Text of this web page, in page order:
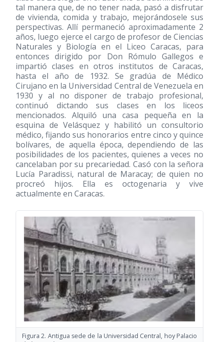
tal manera que, de no tener nada, pasó a disfrutar
de vivienda, comida y trabajo, mejorándosele sus
perspectivas. Allí permaneció aproximadamente 2
años, luego ejerce el cargo de profesor de Ciencias
Naturales y Biología en el Liceo Caracas, para
entonces dirigido por Don Rómulo Gallegos e
impartió clases en otros institutos de Caracas,
hasta el año de 1932. Se gradúa de Médico
Cirujano en la Universidad Central de Venezuela en
1930 y al no disponer de trabajo profesional,
continuó dictando sus clases en los liceos
mencionados. Alquiló una casa pequeña en la
esquina de Velásquez y habilitó un consultorio
médico, fijando sus honorarios entre cinco y quince
bolívares, de aquella época, dependiendo de las
posibilidades de los pacientes, quienes a veces no
cancelaban por su precariedad. Casó con la señora
Lucía Paradissi, natural de Maracay; de quien no
procreó hijos. Ella es octogenaria y vive
actualmente en Caracas.
Figura 2. Antigua sede de la Universidad Central, hoy Palacio